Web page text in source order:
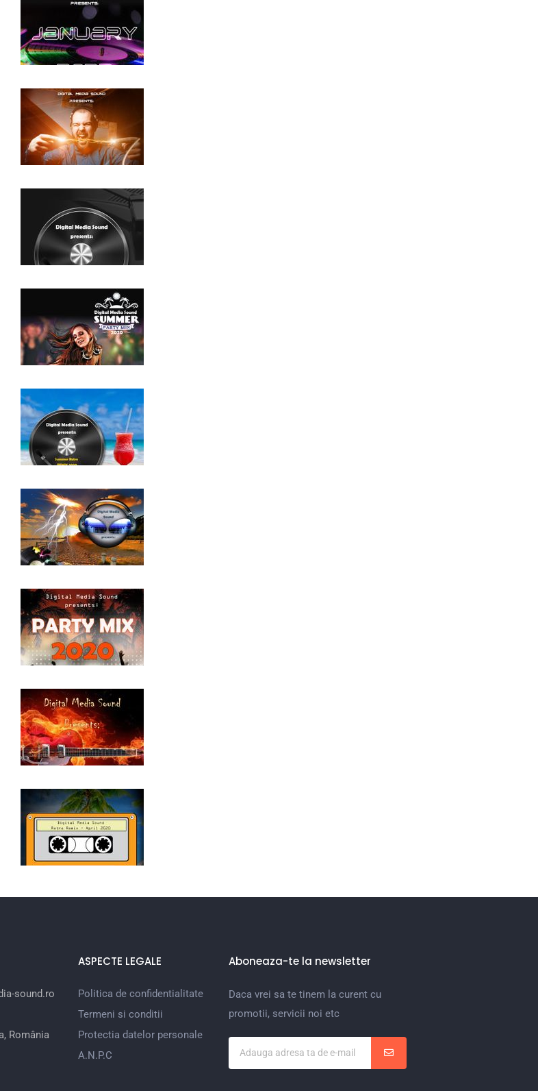
sound.ro
România
ASPECTE LEGALE
Politica de confidentialitate
Termeni si conditii
Protectia datelor personale
A.N.P.C
Aboneaza-te la newsletter
Daca vrei sa te tinem la curent cu
promotii, servicii noi etc